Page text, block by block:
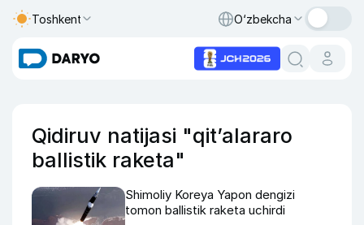
Toshkent O‘zbekcha
Qidiruv natijasi "qit’alararo
ballistik raketa"
Shimoliy Koreya Yapon dengizi
tomon ballistik raketa uchirdi